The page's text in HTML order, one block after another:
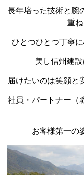
長年培った技術と腕
重ね
ひとつひとつ丁寧
美し信州建設
届けたいのは笑顔と
社員・パートナー（
お客様第一の